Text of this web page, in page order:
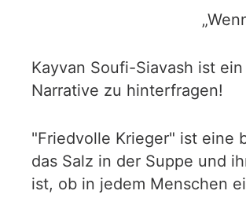
Kayvan Soufi-Siavash ist
Narrative zu hinterfragen!
"Friedvolle Krieger" ist eine
das Salz in der Suppe und
ist, ob in jedem Menschen